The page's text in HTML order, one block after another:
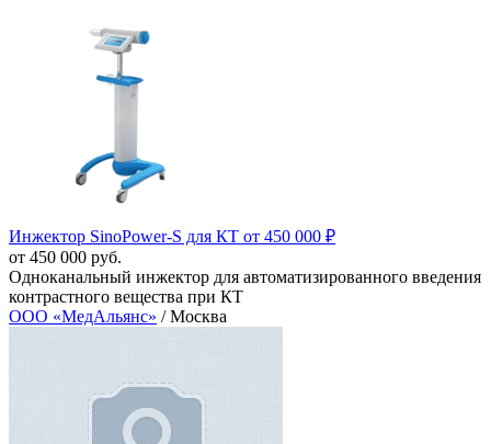
Инжектор SinoPower‑S для КТ от 450 000 ₽
от 450 000 руб.
Одноканальный инжектор для автоматизированного введения
контрастного вещества при КТ
ООО «МедАльянс» / Москва